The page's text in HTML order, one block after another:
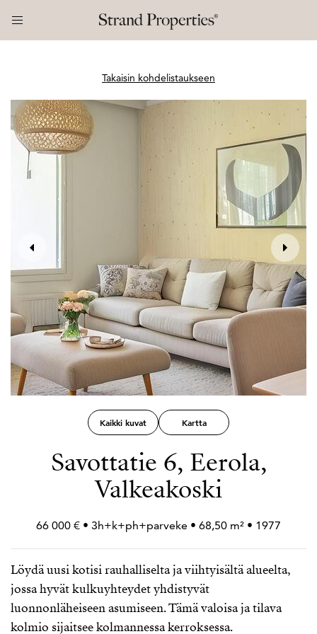
Takaisin kohdelistaukseen
Kaikki kuvat Kartta
Savottatie 6, Eerola,
Valkeakoski
66 000 € • 3h+k+ph+parveke • 68,50 m² • 1977
Löydä uusi kotisi rauhalliselta ja viihtyisältä alueelta,
jossa hyvät kulkuyhteydet yhdistyvät
luonnonläheiseen asumiseen. Tämä valoisa ja tilava
kolmio sijaitsee kolmannessa kerroksessa.